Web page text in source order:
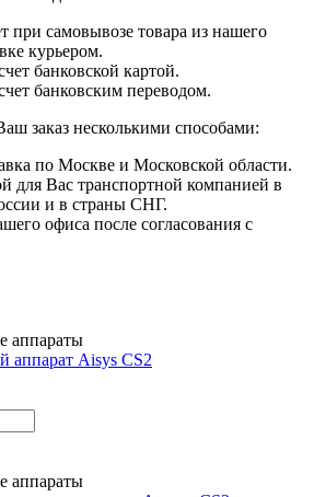
при самовывозе товара из нашего
курьером.
банковской картой.
банковским переводом.
заказ несколькими способами:
по Москве и Московской области.
для Вас транспортной компанией в
и в страны СНГ.
офиса после согласования с
аппараты
аппарат Aisys CS2
аппараты